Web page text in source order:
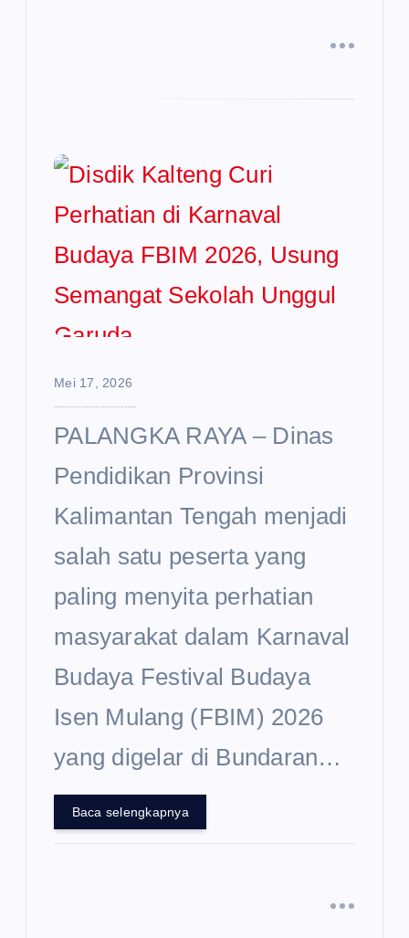
Mei 17, 2026
PALANGKA RAYA – Dinas
Pendidikan Provinsi
Kalimantan Tengah menjadi
salah satu peserta yang
paling menyita perhatian
masyarakat dalam Karnaval
Budaya Festival Budaya
Isen Mulang (FBIM) 2026
yang digelar di Bundaran…
Baca selengkapnya